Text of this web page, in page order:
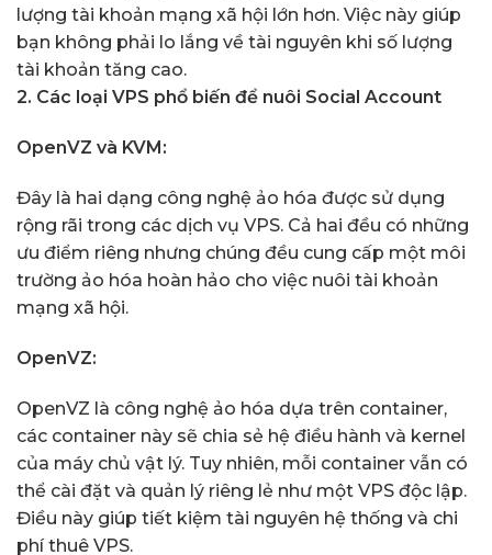
lượng tài khoản mạng xã hội lớn hơn. Việc này giúp
bạn không phải lo lắng về tài nguyên khi số lượng
tài khoản tăng cao.
2. Các loại VPS phổ biến để nuôi Social Account
OpenVZ và KVM:
Đây là hai dạng công nghệ ảo hóa được sử dụng
rộng rãi trong các dịch vụ VPS. Cả hai đều có những
ưu điểm riêng nhưng chúng đều cung cấp một môi
trường ảo hóa hoàn hảo cho việc nuôi tài khoản
mạng xã hội.
OpenVZ:
OpenVZ là công nghệ ảo hóa dựa trên container,
các container này sẽ chia sẻ hệ điều hành và kernel
của máy chủ vật lý. Tuy nhiên, mỗi container vẫn có
thể cài đặt và quản lý riêng lẻ như một VPS độc lập.
Điều này giúp tiết kiệm tài nguyên hệ thống và chi
phí thuê VPS.